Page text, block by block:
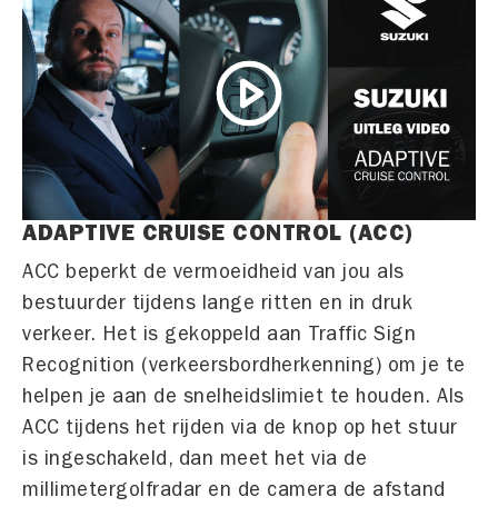
ADAPTIVE CRUISE CONTROL (ACC)
ACC beperkt de vermoeidheid van jou als
bestuurder tijdens lange ritten en in druk
verkeer. Het is gekoppeld aan Traffic Sign
Recognition (verkeersbordherkenning) om je te
helpen je aan de snelheidslimiet te houden. Als
ACC tijdens het rijden via de knop op het stuur
is ingeschakeld, dan meet het via de
millimetergolfradar en de camera de afstand